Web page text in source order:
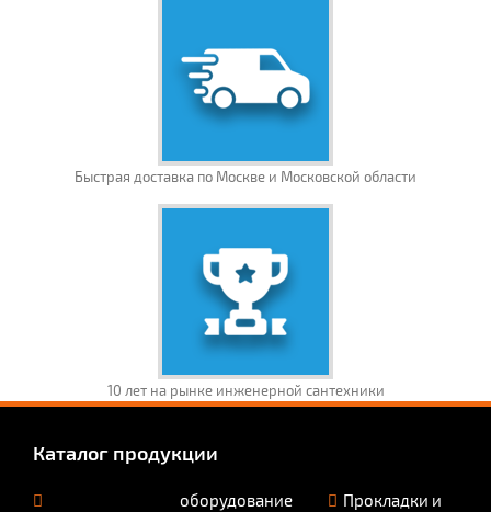
Быстрая доставка по Москве и Московской области
10 лет на рынке инженерной сантехники
Каталог продукции
оборудование
Прокладки и